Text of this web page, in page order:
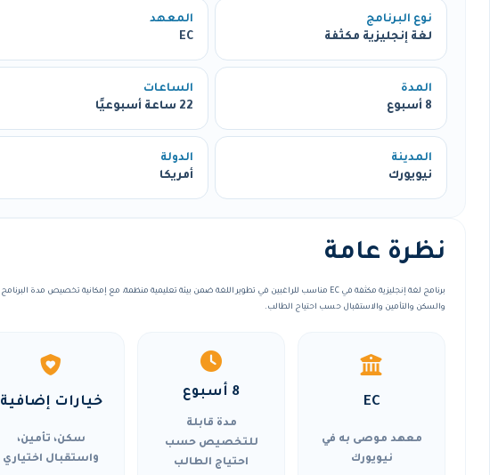
نوع البرنامج
لغة إنجليزية مكثفة
المعهد
EC
المدة
8 أسبوع
الساعات
22 ساعة أسبوعيًا
المدينة
نيويورك
الدولة
أمريكا
نظرة عامة
برنامج لغة إنجليزية مكثفة في EC مناسب للراغبين في تطوير اللغة ضمن بيئة تعليمية منظمة، مع إمكانية تخصيص مدة البرنامج
والسكن والتأمين والاستقبال حسب احتياج الطالب.
EC
معهد موصى به في
نيويورك
8 أسبوع
مدة قابلة
للتخصيص حسب
احتياج الطالب
خيارات إضافية
سكن، تأمين،
واستقبال اختياري